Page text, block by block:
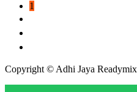
1
Copyright © Adhi Jaya